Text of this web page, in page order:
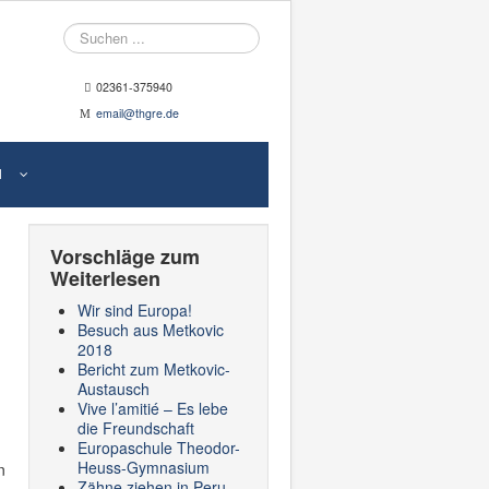
Suche
02361-375940
email@thgre.de
Vorschläge zum
Weiterlesen
Wir sind Europa!
Besuch aus Metkovic
2018
Bericht zum Metkovic-
Austausch
Vive l’amitié – Es lebe
die Freundschaft
Europaschule Theodor-
Heuss-Gymnasium